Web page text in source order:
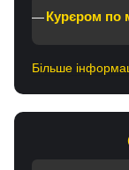
Курєром по
Більше